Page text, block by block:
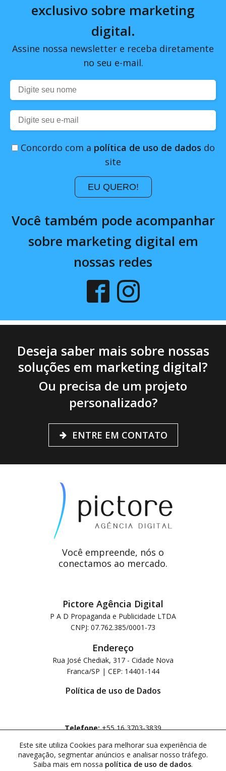
exclusivo sobre marketing
digital.
Assine nossa newsletter e receba diretamente
no seu e-mail.
Concordo com a política de uso de dados do
site
EU QUERO!
Você também pode acompanhar
sobre marketing digital em
nossas redes
Deseja saber mais sobre nossas
soluções em marketing digital?
Ou precisa de um projeto
personalizado?
ENTRE EM CONTATO
Você empreende, nós o
conectamos ao mercado.
Pictore Agência Digital
P A D Propaganda e Publicidade LTDA
CNPJ: 07.762.385/0001-73
Endereço
Rua José Chediak, 317 - Cidade Nova
Franca/SP | CEP: 14401-144
Política de uso de Dados
Telefone:+55 16 3703-3839
Acompanhe-nos:
Este site utiliza Cookies para melhorar sua experiência de
navegação, segmentar anúncios e analisar nosso tráfego.
Saiba mais em nossa política de uso de dados.